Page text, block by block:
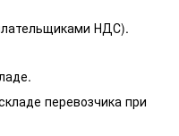
НДС).
перевозчика при